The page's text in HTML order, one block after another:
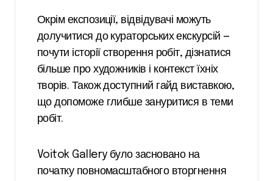
Окрім експозиції, відвідувачі можуть
долучитися до кураторських екскурсій —
почути історії створення робіт, дізнатися
більше про художників і контекст їхніх
творів. Також доступний гайд виставкою,
що допоможе глибше зануритися в теми
робіт.
Voitok Gallery було засновано на
початку повномасштабного вторгнення